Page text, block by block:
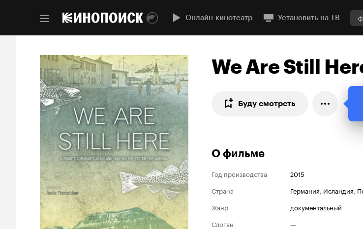
Онлайн-кинотеатр Установить на ТВ
We Are Still
Буду смотреть
О фильме
Год производства
2015
Страна
Германия, Исландия,
Жанр
документальный
Слоган
—